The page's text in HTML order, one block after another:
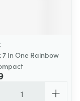
In One Rainbow